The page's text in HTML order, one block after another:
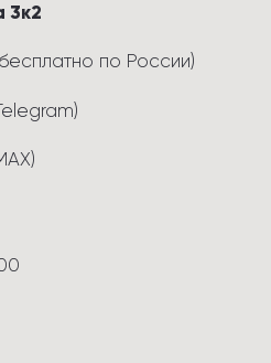
3к2
бесплатно по России)